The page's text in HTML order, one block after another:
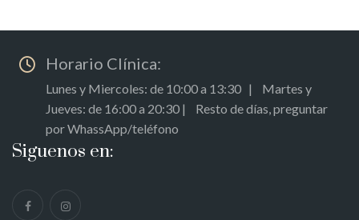
Horario Clínica:
Lunes y Miercoles: de 10:00 a 13:30 | Martes y
Jueves: de 16:00 a 20:30 | Resto de días, preguntar
por WhassApp/teléfono
Siguenos en: